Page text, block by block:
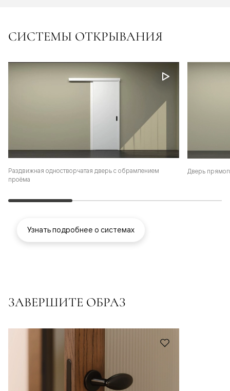
СИСТЕМЫ ОТКРЫВАНИЯ
Раздвижная одностворчатая дверь с обрамлением
проёма
Дверь
Узнать подробнее о системах
ЗАВЕРШИТЕ ОБРАЗ